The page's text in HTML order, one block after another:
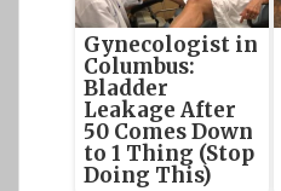
Gynecologist in
Columbus:
Bladder
Leakage After
50 Comes Down
to 1 Thing (Stop
Doing This)